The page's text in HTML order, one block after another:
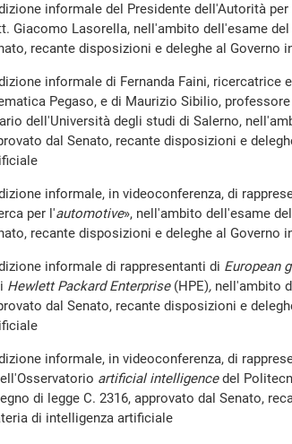
informale del Presidente dell'Autorità
Giacomo Lasorella, nell'ambito dell'esame
recante disposizioni e deleghe al Governo
informale di Fernanda Faini,
Pegaso, e di Maurizio Sibilio,
dell'Università degli studi di Salerno,
dal Senato, recante disposizioni e
informale, in videoconferenza, di
per l'automotive», nell'ambito dell'esame
recante disposizioni e deleghe al Governo
informale di rappresentanti di European
Hewlett Packard Enterprise(HPE), nell'ambito
dal Senato, recante disposizioni e
informale, in videoconferenza, di
artificial intelligencedel
di legge C. 2316, approvato dal Senato,
di intelligenza artificiale